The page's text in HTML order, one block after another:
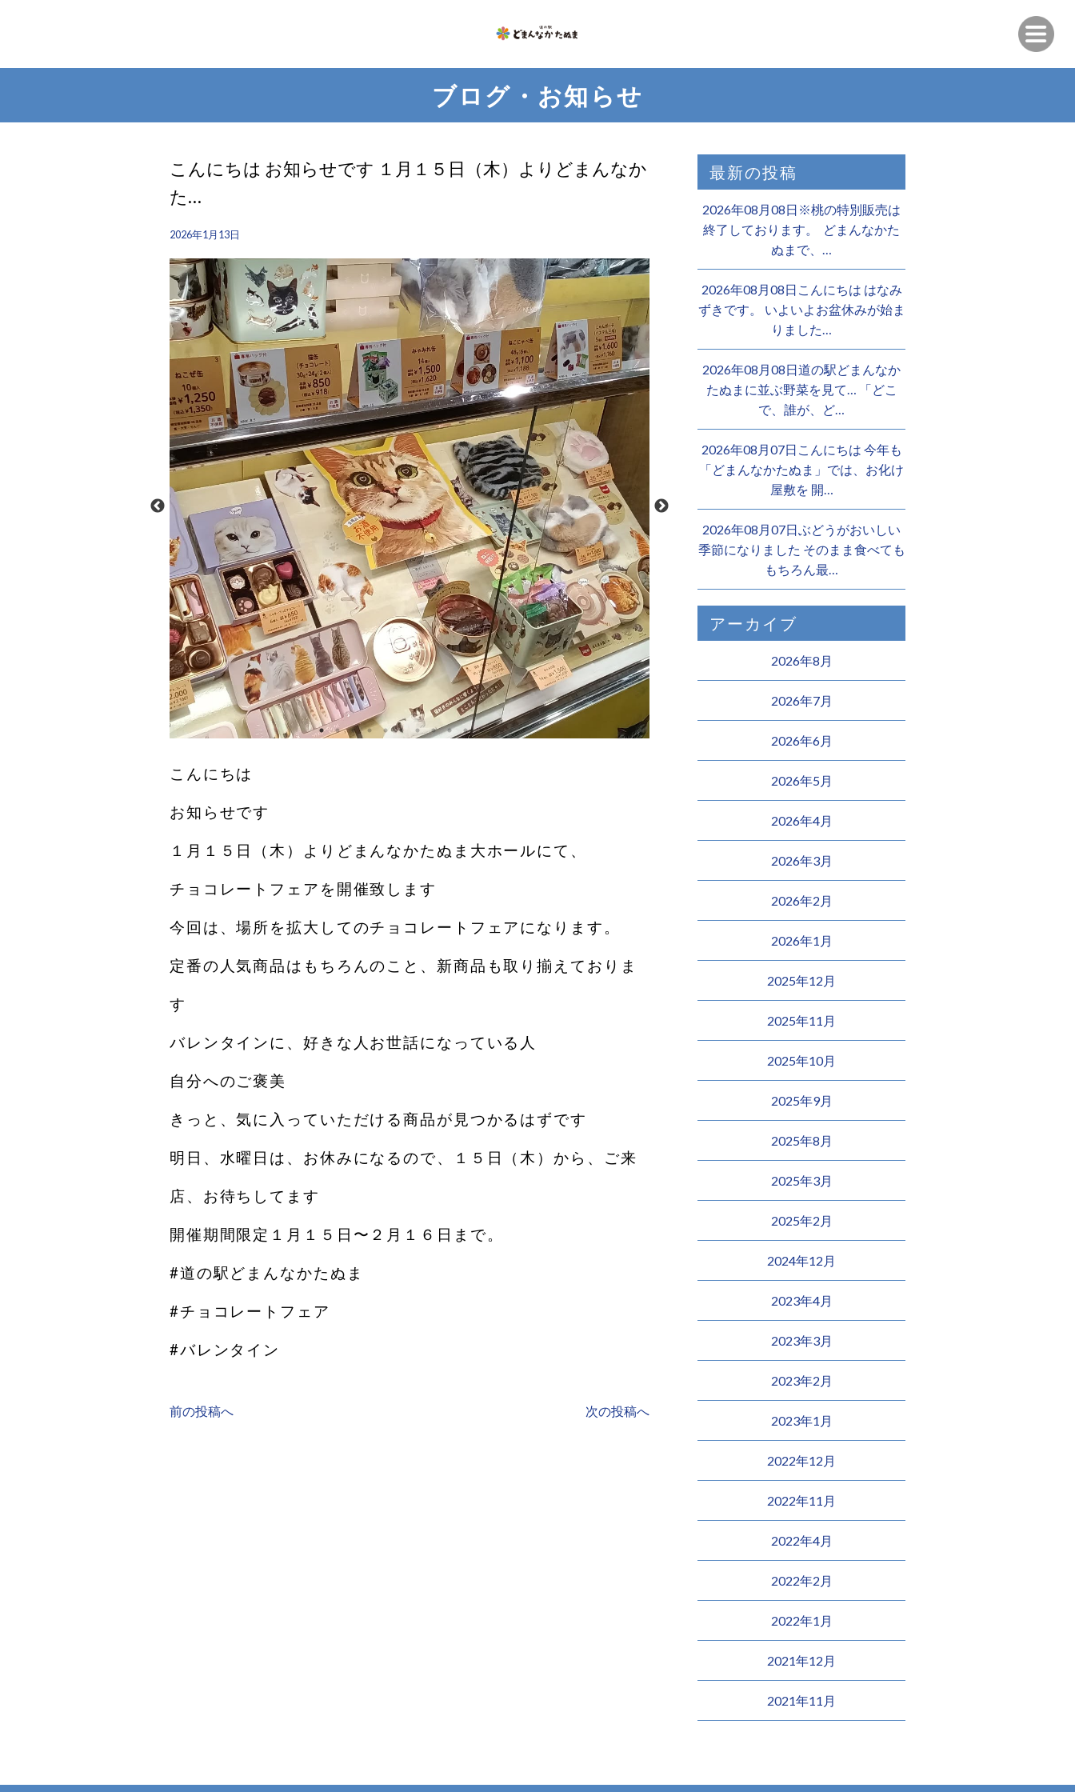
ブログ・お知らせ
こんにちは お知らせです️ １月１５日（木）よりどまんなか
た…
2026年1月13日
こんにちは
お知らせです️
１月１５日（木）よりどまんなかたぬま大ホールにて、
チョコレートフェアを開催致します
今回は、場所を拡大してのチョコレートフェアになります。
定番の人気商品はもちろんのこと、新商品も取り揃えておりま
す
バレンタインに、好きな人お世話になっている人
自分へのご褒美
きっと、気に入っていただける商品が見つかるはずです️
明日、水曜日は、お休みになるので、１５日（木）から、ご来
店、お待ちしてます
開催期間限定１月１５日〜２月１６日まで。
#道の駅どまんなかたぬま
#チョコレートフェア
#バレンタイン
前の投稿へ 次の投稿へ
最新の投稿
2026年08月08日※桃の特別販売は
終了しております。 ️ どまんなかた
ぬまで、…
2026年08月08日こんにちは はなみ
ずきです。 いよいよお盆休みが始ま
りました…
2026年08月08日道の駅どまんなか
たぬまに並ぶ野菜を見て… 「どこ
で、誰が、ど…
2026年08月07日こんにちは 今年も
「どまんなかたぬま」では、お化け
屋敷を 開…
2026年08月07日ぶどうがおいしい
季節になりました そのまま食べても
もちろん最…
アーカイブ
2026年8月
2026年7月
2026年6月
2026年5月
2026年4月
2026年3月
2026年2月
2026年1月
2025年12月
2025年11月
2025年10月
2025年9月
2025年8月
2025年3月
2025年2月
2024年12月
2023年4月
2023年3月
2023年2月
2023年1月
2022年12月
2022年11月
2022年4月
2022年2月
2022年1月
2021年12月
2021年11月